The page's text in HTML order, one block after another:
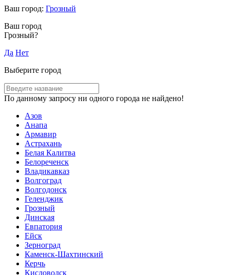
Ваш город: Грозный
Ваш город
Грозный?
Да Нет
Выберите город
По данному запросу ни одного города не найдено!
Азов
Анапа
Армавир
Астрахань
Белая Калитва
Белореченск
Владикавказ
Волгоград
Волгодонск
Геленджик
Грозный
Динская
Евпатория
Ейск
Зерноград
Каменск-Шахтинский
Керчь
Кисловодск